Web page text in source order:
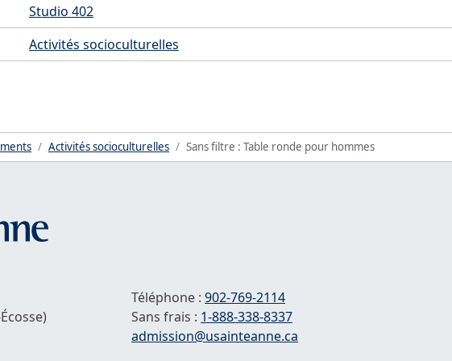
Studio 402
Activités socioculturelles
Activités socioculturelles Sans filtre : Table ronde pour hommes
Téléphone : 902-769-2114
Sans frais : 1-888-338-8337
Courriel :
admission@usainteanne.ca